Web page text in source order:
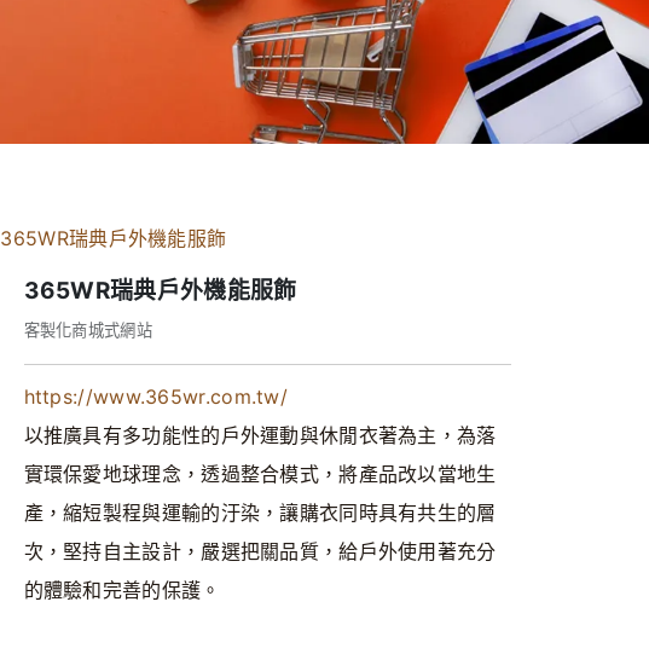
365WR瑞典戶外機能服飾
365WR瑞典戶外機能服飾
客製化商城式網站
https://www.365wr.com.tw/
以推廣具有多功能性的戶外運動與休閒衣著為主，為落
實環保愛地球理念，透過整合模式，將產品改以當地生
產，縮短製程與運輸的汙染，讓購衣同時具有共生的層
次，堅持自主設計，嚴選把關品質，給戶外使用著充分
的體驗和完善的保護。